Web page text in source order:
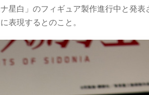
星白」のフィギュア製作進行中と発表
表現するとのこと。